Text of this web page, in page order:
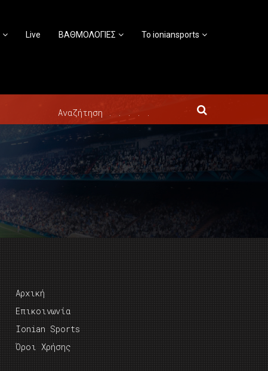
Live ΒΑΘΜΟΛΟΓΙΕΣ Το ioniansports
Αρχική
Επικοινωνία
Ionian Sports
Όροι Χρήσης